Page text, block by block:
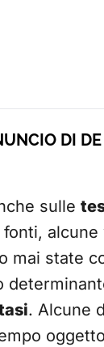
DI
sulle
mai state
. Alcune